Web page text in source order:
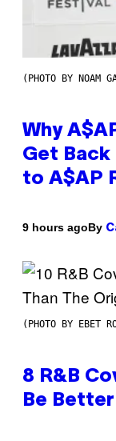
(PHOTO BY NOAM
Why
Get
to A$AP
9 hours agoBy
(PHOTO BY EBET
8 R&B
Be